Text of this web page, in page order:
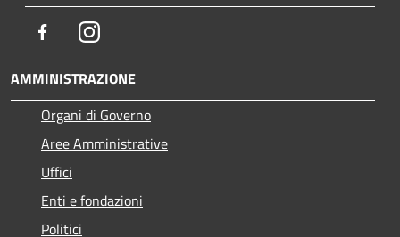
FacebookInstagram
AMMINISTRAZIONE
Organi di Governo
Aree Amministrative
Uffici
Enti e fondazioni
Politici